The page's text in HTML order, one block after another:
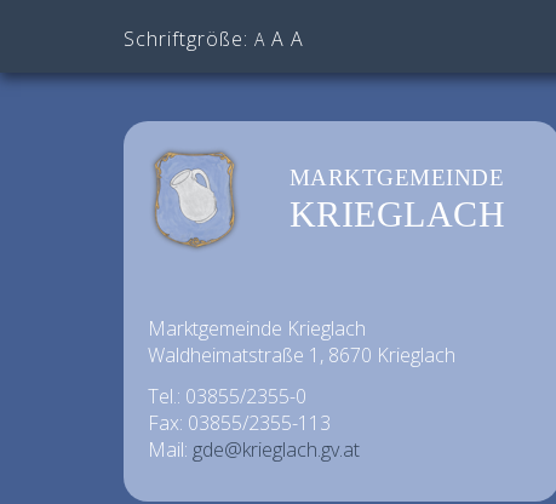
Schriftgröße: A A A
MARKTGEMEINDE
KRIEGLACH
Marktgemeinde Krieglach
Waldheimatstraße 1, 8670 Krieglach
Tel.: 03855/2355-0
Fax: 03855/2355-113
Mail: gde@krieglach.gv.at